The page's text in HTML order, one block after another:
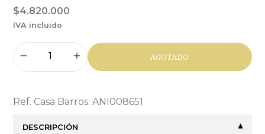
$4.820.000
IVA incluido
AGOTADO
Ref. Casa Barros: ANI008651
DESCRIPCIÓN